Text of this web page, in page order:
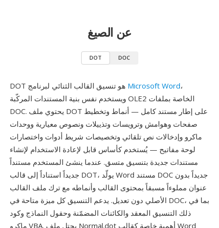
عن الصيغ
DOT DOC
Microsoft Word،
ويستخدم نفس بنية المستندات المركّبة OLE2 الخاصة بملفات
DOC. يحتوي ملف DOT على إطار مستند كامل — أنماط وتخطيط
صفحات وهوامش وترويسات وتذييلات ونصوص معيارية ووحدات
ماكرو وإدخالات نص تلقائي وتخصيصات شريط أدوات واختصارات
لوحة مفاتيح — يُستخدم كأساس قابل لإعادة الاستخدام لإنشاء
مستندات جديدة بتنسيق متسق. عندما ينشئ المستخدم مستنداً
جديداً استناداً إلى قالب DOT، يولّد Word مستند DOC جديداً بدون
عنوان مملوءاً مسبقاً بمحتوى القالب وأنماطه مع ترك ملف القالب
الأصلي دون تعديل. يدعم التنسيق كل ميزة متاحة في DOC، بما في
ذلك التنسيق المعقد والكائنات المضمّنة وحقول النماذج وكود
ماكرو VBA. يحتل ملف Normal.dot أهمية خاصة كقالب Word